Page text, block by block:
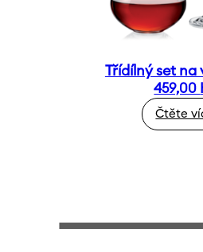
Třídílný set na
459,00
Čtěte